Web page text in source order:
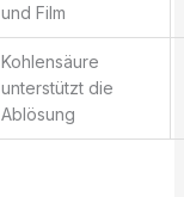
und Film
Kohlensäure
unterstützt die
Ablösung